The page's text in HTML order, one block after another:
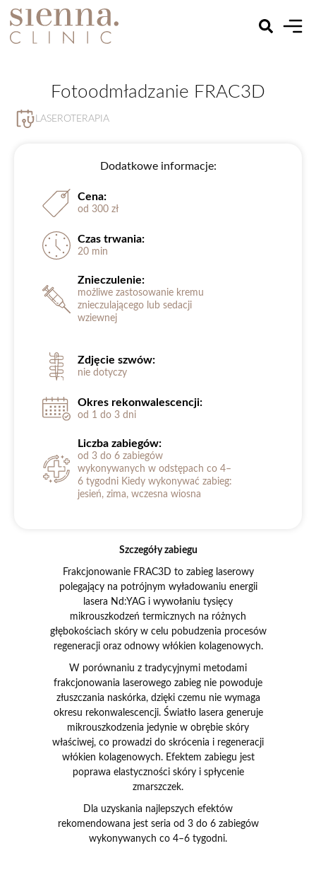
Fotoodmładzanie FRAC3D
LASEROTERAPIA
Dodatkowe informacje:
Cena:
od 300 zł
Czas trwania:
20 min
Znieczulenie:
możliwe zastosowanie kremu
znieczulającego lub sedacji
wziewnej
Zdjęcie szwów:
nie dotyczy
Okres rekonwalescencji:
od 1 do 3 dni
Liczba zabiegów:
od 3 do 6 zabiegów
wykonywanych w odstępach co 4–
6 tygodni Kiedy wykonywać zabieg:
jesień, zima, wczesna wiosna
Szczegóły zabiegu
Frakcjonowanie FRAC3D to zabieg laserowy
polegający na potrójnym wyładowaniu energii
lasera Nd:YAG i wywołaniu tysięcy
mikrouszkodzeń termicznych na różnych
głębokościach skóry w celu pobudzenia procesów
regeneracji oraz odnowy włókien kolagenowych.
W porównaniu z tradycyjnymi metodami
frakcjonowania laserowego zabieg nie powoduje
złuszczania naskórka, dzięki czemu nie wymaga
okresu rekonwalescencji. Światło lasera generuje
mikrouszkodzenia jedynie w obrębie skóry
właściwej, co prowadzi do skrócenia i regeneracji
włókien kolagenowych. Efektem zabiegu jest
poprawa elastyczności skóry i spłycenie
zmarszczek.
Dla uzyskania najlepszych efektów
rekomendowana jest seria od 3 do 6 zabiegów
wykonywanych co 4–6 tygodni.